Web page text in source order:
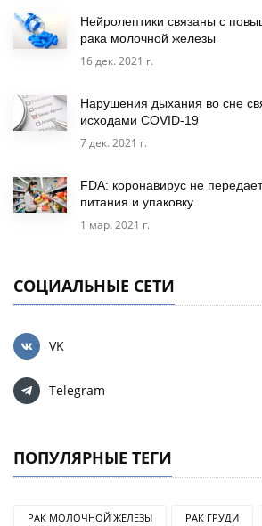
Нейролептики связаны с
рака молочной железы
16 дек. 2021 г.
Нарушения дыхания во сне
исходами COVID-19
7 дек. 2021 г.
FDA: коронавирус не
питания и упаковку
1 мар. 2021 г.
СОЦИАЛЬНЫЕ СЕТИ
VK
Telegram
ПОПУЛЯРНЫЕ ТЕГИ
РАК МОЛОЧНОЙ ЖЕЛЕЗЫ РАК ГРУДИ